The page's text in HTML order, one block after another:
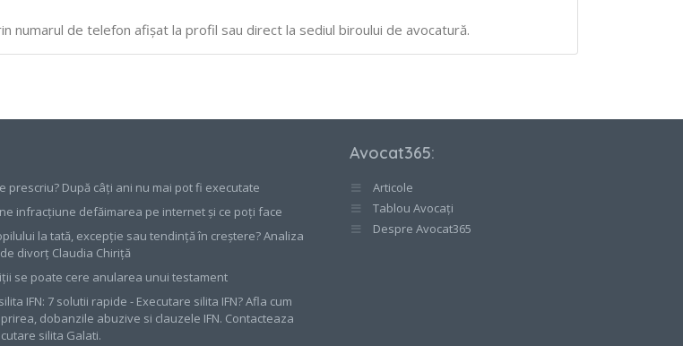
numarul de telefon afișat la profil sau direct la sediul biroului de avocatură.
prescriu? După câți ani nu mai pot fi executate
infracțiune defăimarea pe internet și ce poți face
la tată, excepție sau tendință în creștere? Analiza
divorț Claudia Chiriță
se poate cere anularea unui testament
IFN: 7 solutii rapide - Executare silita IFN? Afla cum
dobanzile abuzive si clauzele IFN. Contacteaza
silita Galati.
Avocat365:
Articole
Tablou Avocați
Despre Avocat365